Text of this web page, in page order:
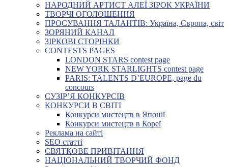
НАРОДНИЙ АРТИСТ АЛЕЇ ЗІРОК УКРАЇНИ
ТВОРЧІ ОГОЛОШЕННЯ
ПРОСУВАННЯ ТАЛАНТІВ: Україна, Європа, світ
ЗОРЯНИЙ КАНАЛ
ЗІРКОВІ СТОРІНКИ
CONTESTS PAGES
LONDON STARS contest page
NEW YORK STARLIGHTS contest page
PARIS: TALENTS D’EUROPE, page du
concours
СУЗІР’Я КОНКУРСІВ
КОНКУРСИ В СВІТІ
Конкурси мистецтв в Японії
Конкурси мистецтв в Кореї
Реклама на сайті
SEO статті
СВЯТКОВЕ ПРИВІТАННЯ
НАЦІОНАЛЬНИЙ ТВОРЧИЙ ФОНД